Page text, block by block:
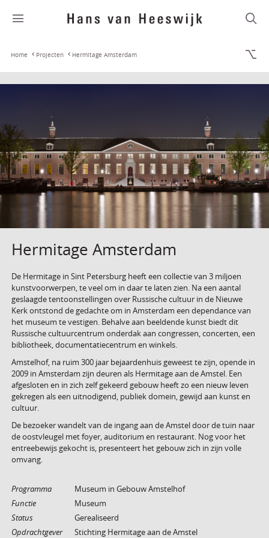
Home Projecten Hermitage Amsterdam
Hermitage Amsterdam
De Hermitage in Sint Petersburg heeft een collectie van 3 miljoen
kunstvoorwerpen, te veel om in daar te laten zien. Na een aantal
geslaagde tentoonstellingen over Russische cultuur in de Nieuwe
Kerk ontstond de gedachte om in Amsterdam een dependance van
het museum te vestigen. Behalve aan beeldende kunst biedt dit
Russische cultuurcentrum onderdak aan congressen, concerten, een
bibliotheek, documentatiecentrum en winkels.
Amstelhof, na ruim 300 jaar bejaardenhuis geweest te zijn, opende in
2009 in Amsterdam zijn deuren als Hermitage aan de Amstel. Een
afgesloten en in zich zelf gekeerd gebouw heeft zo een nieuw leven
gekregen als een uitnodigend, publiek domein, gewijd aan kunst en
cultuur.
De bezoeker wandelt van de ingang aan de Amstel door de tuin naar
de oostvleugel met foyer, auditorium en restaurant. Nog voor het
entreebewijs gekocht is, presenteert het gebouw zich in zijn volle
omvang.
Programma
Museum in Gebouw Amstelhof
Functie
Museum
Status
Gerealiseerd
Opdrachtgever
Stichting Hermitage aan de Amstel